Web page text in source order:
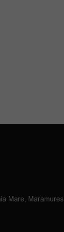
Mare, Maramures